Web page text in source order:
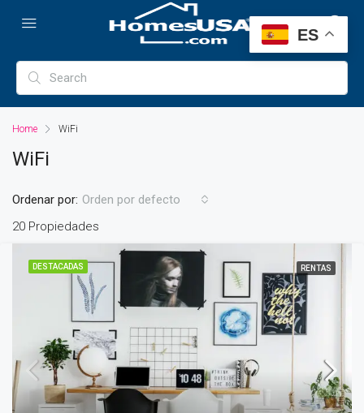
Home WiFi
WiFi
20 Propiedades
Ordenar por: Orden por defecto
DESTACADAS RENTAS
ES